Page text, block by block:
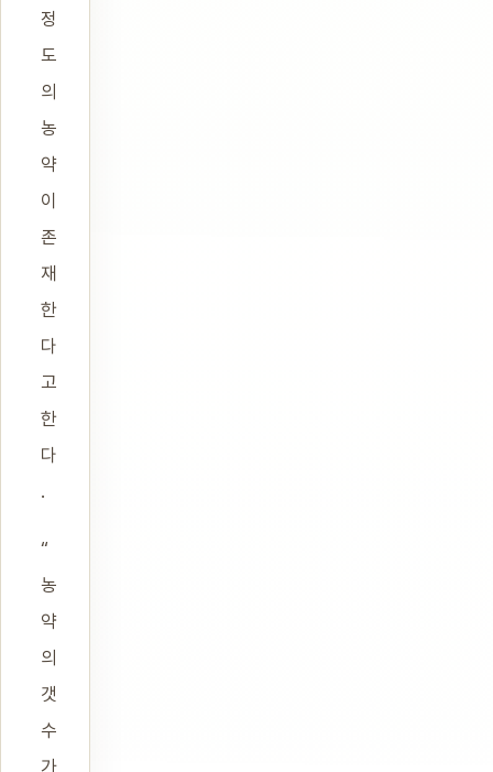
정
도
의
농
약
이
존
재
한
다
고
한
다
.
“
농
약
의
갯
수
가